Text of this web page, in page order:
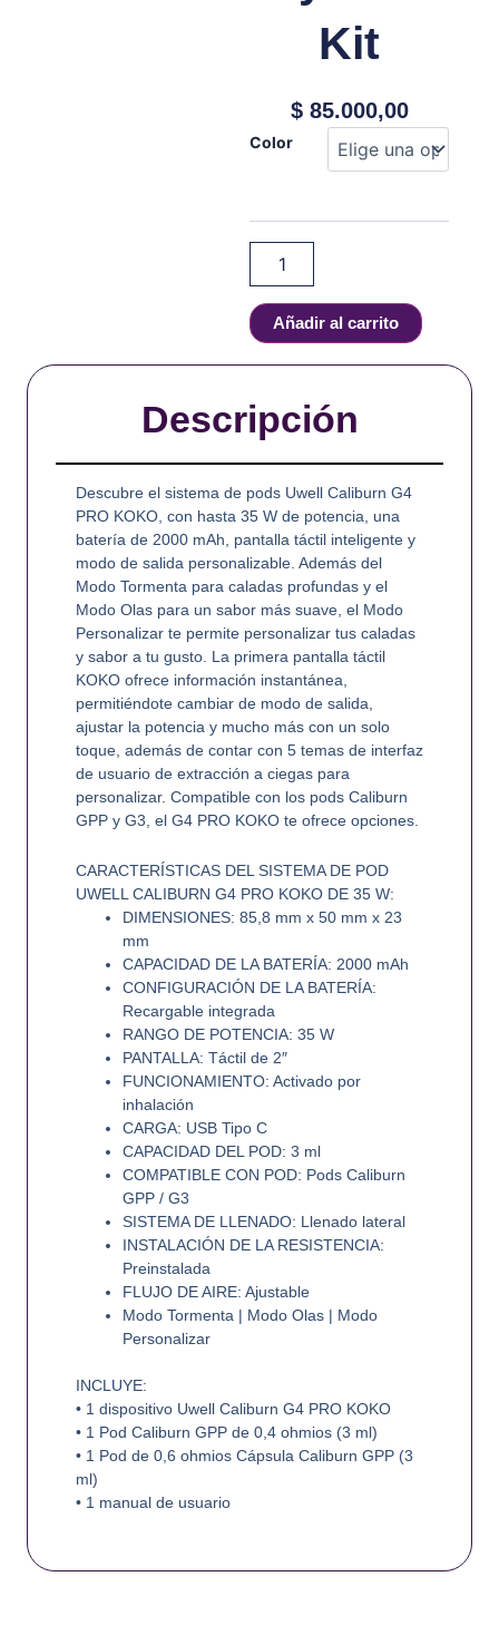
Kit
$85.000,00
Color
Uwell
Pro
Koko
Kit
cantidad
Añadir al carrito
Descripción
Descubre el sistema de pods Uwell Caliburn G4
PRO KOKO, con hasta 35 W de potencia, una
batería de 2000 mAh, pantalla táctil inteligente y
modo de salida personalizable. Además del
Modo Tormenta para caladas profundas y el
Modo Olas para un sabor más suave, el Modo
Personalizar te permite personalizar tus caladas
y sabor a tu gusto. La primera pantalla táctil
KOKO ofrece información instantánea,
permitiéndote cambiar de modo de salida,
ajustar la potencia y mucho más con un solo
toque, además de contar con 5 temas de interfaz
de usuario de extracción a ciegas para
personalizar. Compatible con los pods Caliburn
GPP y G3, el G4 PRO KOKO te ofrece opciones.
CARACTERÍSTICAS DEL SISTEMA DE POD
UWELL CALIBURN G4 PRO KOKO DE 35 W:
DIMENSIONES: 85,8 mm x 50 mm x 23
mm
CAPACIDAD DE LA BATERÍA: 2000 mAh
CONFIGURACIÓN DE LA BATERÍA:
Recargable integrada
RANGO DE POTENCIA: 35 W
PANTALLA: Táctil de 2″
FUNCIONAMIENTO: Activado por
inhalación
CARGA: USB Tipo C
CAPACIDAD DEL POD: 3 ml
COMPATIBLE CON POD: Pods Caliburn
GPP / G3
SISTEMA DE LLENADO: Llenado lateral
INSTALACIÓN DE LA RESISTENCIA:
Preinstalada
FLUJO DE AIRE: Ajustable
Modo Tormenta | Modo Olas | Modo
Personalizar
INCLUYE:
• 1 dispositivo Uwell Caliburn G4 PRO KOKO
• 1 Pod Caliburn GPP de 0,4 ohmios (3 ml)
• 1 Pod de 0,6 ohmios Cápsula Caliburn GPP (3
ml)
• 1 manual de usuario